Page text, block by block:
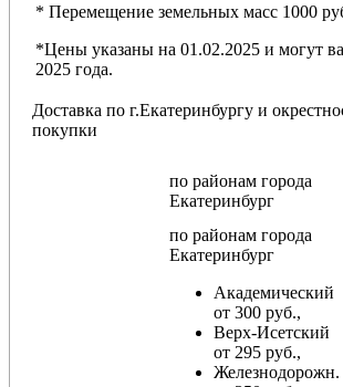
* Перемещение земельных масс 1000
*Цены указаны на 01.02.2025 и могут
2025 года.
Доставка по г.Екатеринбургу и
покупки
по районам города
Екатеринбург
по районам города
Екатеринбург
Академический
от 300 руб.,
Верх-Исетский
от 295 руб.,
Железнодорожн.